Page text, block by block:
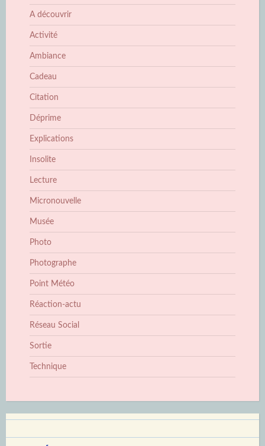
A découvrir
Activité
Ambiance
Cadeau
Citation
Déprime
Explications
Insolite
Lecture
Micronouvelle
Musée
Photo
Photographe
Point Météo
Réaction-actu
Réseau Social
Sortie
Technique